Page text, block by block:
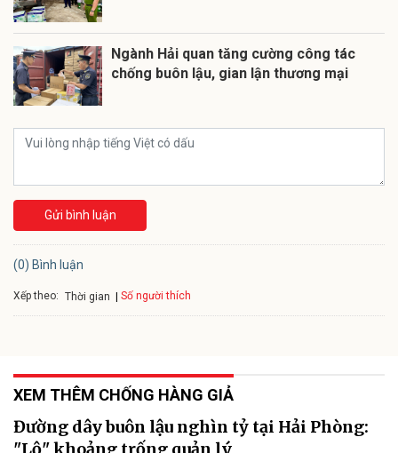
Ngành Hải quan tăng cường công tác
chống buôn lậu, gian lận thương mại
Gửi bình luận
(0) Bình luận
Xếp theo: Thời gian Số người thích
XEM THÊM CHỐNG HÀNG GIẢ
Đường dây buôn lậu nghìn tỷ tại Hải Phòng: